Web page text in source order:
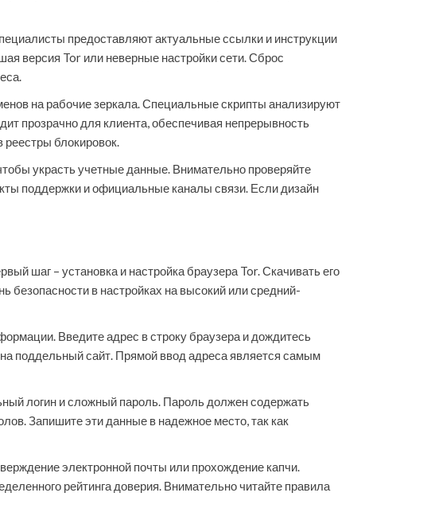
предоставляют актуальные ссылки и инструкции
версия Tor или неверные настройки сети. Сброс
на рабочие зеркала. Специальные скрипты анализируют
прозрачно для клиента, обеспечивая непрерывность
реестры блокировок.
украсть учетные данные. Внимательно проверяйте
поддержки и официальные каналы связи. Если дизайн
шаг – установка и настройка браузера Tor. Скачивать его
безопасности в настройках на высокий или средний-
Введите адрес в строку браузера и дождитесь
поддельный сайт. Прямой ввод адреса является самым
логин и сложный пароль. Пароль должен содержать
Запишите эти данные в надежное место, так как
электронной почты или прохождение капчи.
рейтинга доверия. Внимательно читайте правила